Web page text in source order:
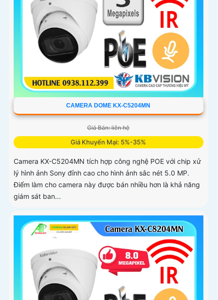
CAMERA DOME KX-C5204MN
Giá Bán: liên hệ
Giá Khuyến Mại: 5%-35%
Camera KX-C5204MN tích hợp công nghệ POE với chip xử
lý hình ảnh Sony đỉnh cao cho hình ảnh sắc nét 5.0 MP.
Điểm làm cho camera này được bán nhiều hơn là khả năng
giám sát ban...